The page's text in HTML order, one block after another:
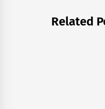
Related